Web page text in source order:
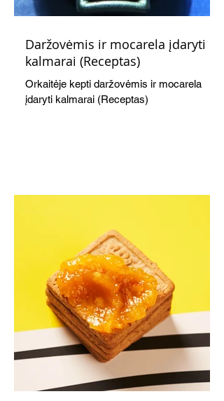
Daržovėmis ir mocarela įdaryti
kalmarai (Receptas)
Orkaitėje kepti daržovėmis ir mocarela
įdaryti kalmarai (Receptas)